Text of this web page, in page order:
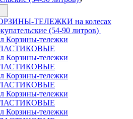
ТЕЛЕЖКИ на колесах
(54-90 литров)
Корзины-тележки
Корзины-тележки
Корзины-тележки
Корзины-тележки
Корзины-тележки